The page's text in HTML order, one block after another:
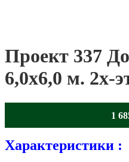
Проект 337
6,0х6,0 м. 2х-
1
Характеристики :